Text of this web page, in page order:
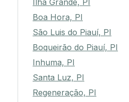
Ilha Grande, PI
Boa Hora, PI
São Luis do Piauí, PI
Boqueirão do Piauí, PI
Inhuma, PI
Santa Luz, PI
Regeneração, PI